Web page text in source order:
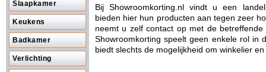
Slaapkamer
Keukens
Badkamer
Verlichting
Bij Showroomkorting.nl vindt u een
bieden hier hun producten aan tegen zeer
neemt u zelf contact op met de
Showroomkorting speelt geen enkele rol in
biedt slechts de mogelijkheid om winkelier